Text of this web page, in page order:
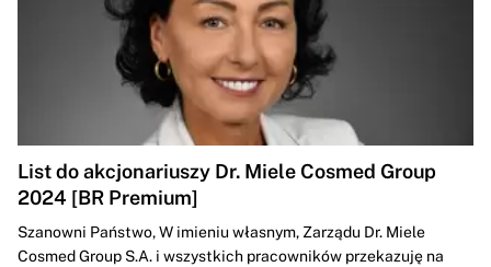
List do akcjonariuszy Dr. Miele Cosmed Group
2024 [BR Premium]
Szanowni Państwo, W imieniu własnym, Zarządu Dr. Miele
Cosmed Group S.A. i wszystkich pracowników przekazuję na